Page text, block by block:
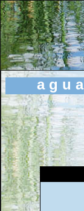
a g u a